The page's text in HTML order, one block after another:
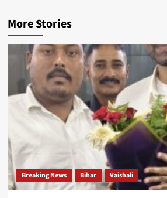
More Stories
Breaking News Bihar Vaishali